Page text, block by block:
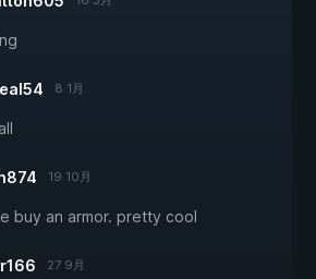
8 1月
19 10月
buy an armor. pretty cool
27 9月